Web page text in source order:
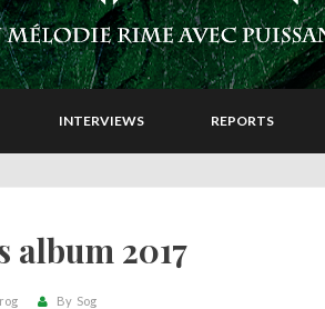
INTERVIEWS REPORTS
album 2017
By Sog